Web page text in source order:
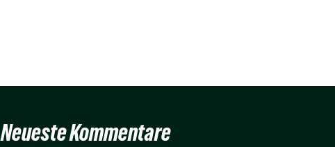
Neueste Kommentare